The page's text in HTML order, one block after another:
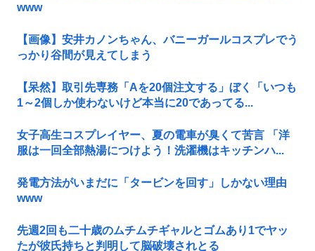
www
【画像】安井カノンちゃん、バニーガールコスプレでう
っかり谷間が見えてしまう
【呆然】取引先専務「Aを20個注文する」ぼく「いつも
1～2個しか使わないけど本当に20であってる...
女子高生コスプレイヤー、夏の電車が臭くて苦言 「洋
服は一回全部熱湯につけよう！洗濯機はキッチンハ...
発電方法がいまだに「タービンを回す」しかない理由
www
先週2回も二十歳のムチムチギャルとゴムあり1でヤッ
たが彼氏持ちと判明して脳破壊されとる